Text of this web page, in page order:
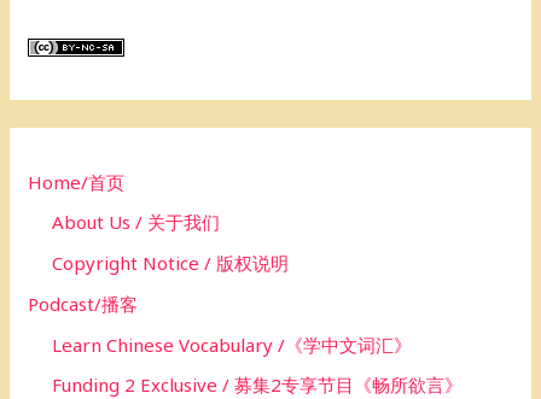
c
rHome/首页
About Us / 关于我们
Copyright Notice / 版权说明
Podcast/播客
Learn Chinese Vocabulary /《学中文词汇》
Funding 2 Exclusive / 募集2专享节目《畅所欲言》